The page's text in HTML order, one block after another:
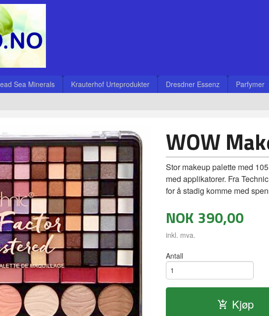
Sea Minerals Krauterhof Urteprodukter Dresdner Essenz Parfymer
WOW
Stor makeup palette med
med applikatorer. Fra
for å stadig komme med
NOK 390,00
inkl. mva.
Antall
Kjøp